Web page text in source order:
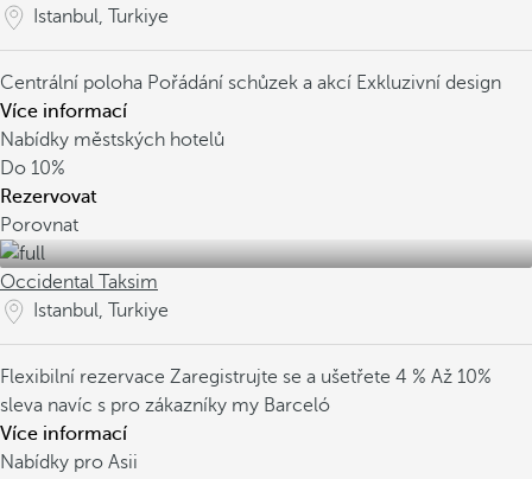
Istanbul, Turkiye
Centrální poloha Pořádání schůzek a akcí Exkluzivní design
Více informací
Nabídky městských hotelů
Do 10%
Rezervovat
Porovnat
Occidental Taksim
Istanbul, Turkiye
Flexibilní rezervace Zaregistrujte se a ušetřete 4 % Až 10%
sleva navíc s pro zákazníky my Barceló
Více informací
Nabídky pro Asii